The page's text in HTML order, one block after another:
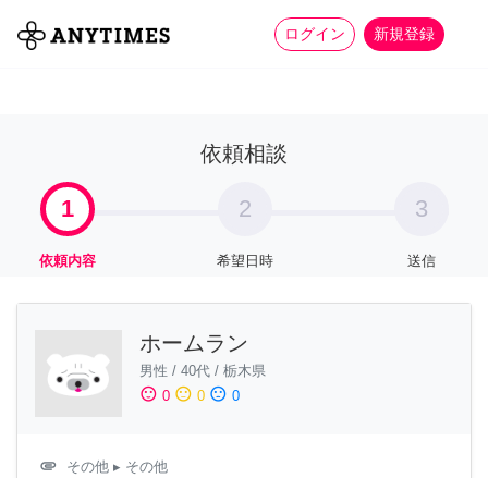
ログイン 新規登録
全て 家事 more_horiz
依頼相談
1
依頼内容
2
希望日時
3
送信
ホームラン
男性 / 40代 / 栃木県
sentiment_satisfied 0 sentiment_neutral 0 sentiment_dissatisfied 0
attachment その他 ▸ その他